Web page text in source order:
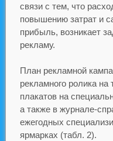
связи с тем, что
повышению затрат и
прибыль, возникает
рекламу.
План рекламной
рекламного ролика
плакатов на
а также в журнале-
ежегодных
ярмарках (табл. 2).